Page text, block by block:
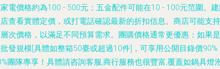
電價格約為100 - 500元；五金配件可能在10 - 100元范圍。
查看實體定價，或打電話確認最新的折扣信息。商店可能支持
次價格，以滿足不同預算需求。團購價格通常更優惠：如果是
發規模[具體如整箱50臺或超過10件]，可享用公開目錄價90%
團隊專享！具體請咨詢客服,商行服務也很豐富,覆蓋如鍋具燈